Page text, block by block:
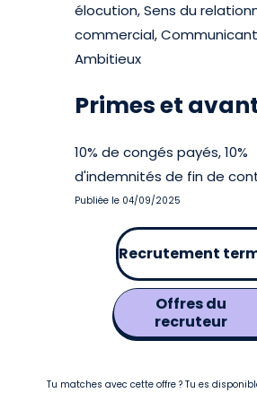
élocution, Sens du
commercial,
Ambitieux
Primes et
10% de congés payés, 10%
d'indemnités de fin de
Publiée le 04/09/2025
Recrutement
Offres du
recruteur
Tu matches avec cette offre ? Tu es